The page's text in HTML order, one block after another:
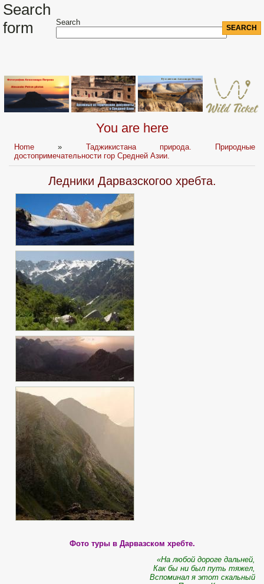
Search
form
Search
You are here
Home » Таджикистана природа. Природные
достопримечательности гор Средней Азии.
Ледники Дарвазскогоо хребта.
Фото туры в Дарвазском хребте.
«На любой дороге дальней,
Как бы ни был путь тяжел,
Вспоминал я этот скальный